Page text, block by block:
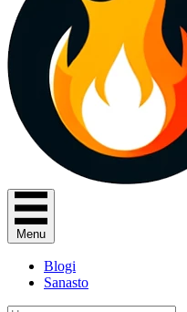
Menu
Blogi
Sanasto